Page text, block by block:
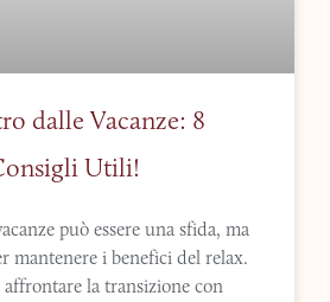
dalle Vacanze: 8
Utili!
può essere una sfida, ma
mantenere i benefici del relax.
affrontare la transizione con